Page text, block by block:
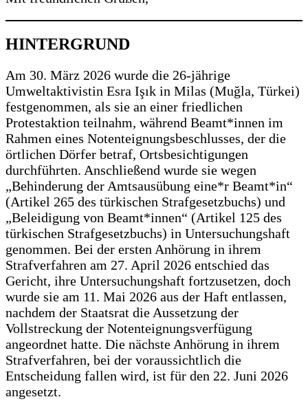
HINTERGRUND
Am 30. März 2026 wurde die 26-jährige
Umweltaktivistin Esra Işık in Milas (Muğla, Türkei)
festgenommen, als sie an einer friedlichen
Protestaktion teilnahm, während Beamt*innen im
Rahmen eines Notenteignungsbeschlusses, der die
örtlichen Dörfer betraf, Ortsbesichtigungen
durchführten. Anschließend wurde sie wegen
„Behinderung der Amtsausübung eine*r Beamt*in“
(Artikel 265 des türkischen Strafgesetzbuchs) und
„Beleidigung von Beamt*innen“ (Artikel 125 des
türkischen Strafgesetzbuchs) in Untersuchungshaft
genommen. Bei der ersten Anhörung in ihrem
Strafverfahren am 27. April 2026 entschied das
Gericht, ihre Untersuchungshaft fortzusetzen, doch
wurde sie am 11. Mai 2026 aus der Haft entlassen,
nachdem der Staatsrat die Aussetzung der
Vollstreckung der Notenteignungsverfügung
angeordnet hatte. Die nächste Anhörung in ihrem
Strafverfahren, bei der voraussichtlich die
Entscheidung fallen wird, ist für den 22. Juni 2026
angesetzt.